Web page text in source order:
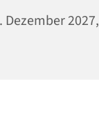
Dezember 2027,